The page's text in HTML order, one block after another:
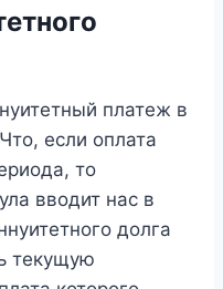
платеж в
если оплата
то
вводит нас в
долга
текущую